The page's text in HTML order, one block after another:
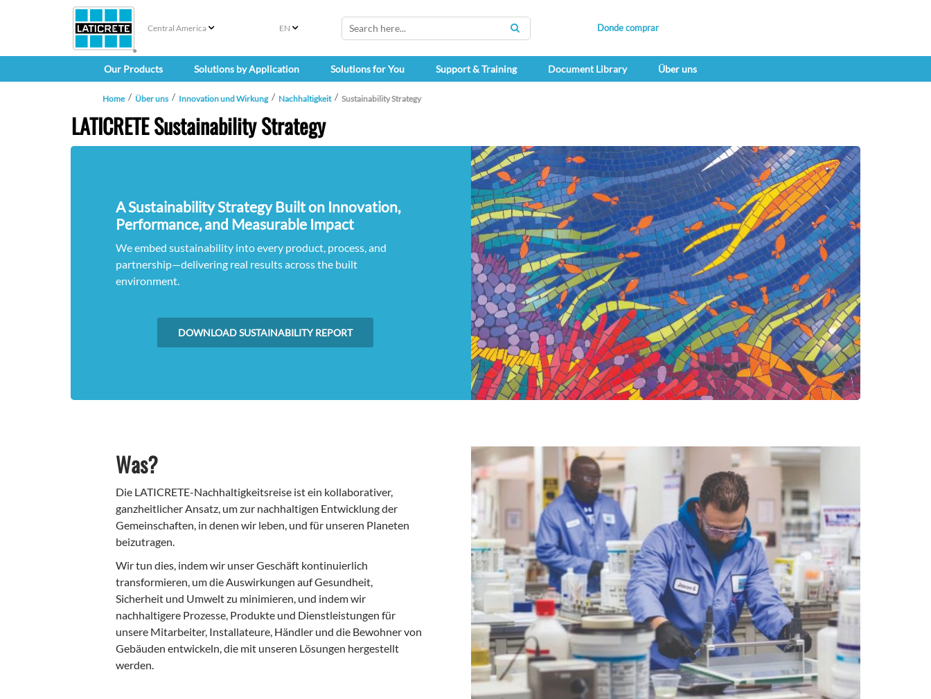
Central America EN
SEARCH
Donde comprar
Our Products Solutions by Application Solutions for You Support & Training Document Library Über uns
Home Über uns Innovation und Wirkung Nachhaltigkeit Sustainability Strategy
LATICRETE Sustainability Strategy
A Sustainability Strategy Built on Innovation,
Performance, and Measurable Impact
We embed sustainability into every product, process, and
partnership—delivering real results across the built
environment.
DOWNLOAD SUSTAINABILITY REPORT
Was?
Die LATICRETE-Nachhaltigkeitsreise ist ein kollaborativer,
ganzheitlicher Ansatz, um zur nachhaltigen Entwicklung der
Gemeinschaften, in denen wir leben, und für unseren Planeten
beizutragen.
Wir tun dies, indem wir unser Geschäft kontinuierlich
transformieren, um die Auswirkungen auf Gesundheit,
Sicherheit und Umwelt zu minimieren, und indem wir
nachhaltigere Prozesse, Produkte und Dienstleistungen für
unsere Mitarbeiter, Installateure, Händler und die Bewohner von
Gebäuden entwickeln, die mit unseren Lösungen hergestellt
werden.